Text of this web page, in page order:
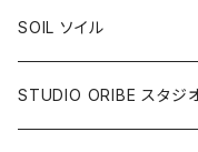
SOIL ソイル
STUDIO ORIBE スタジ